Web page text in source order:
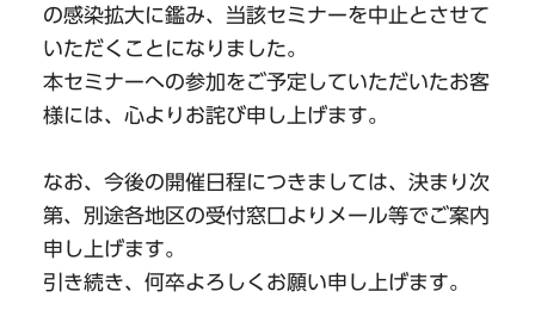
の感染拡大に鑑み、当該セミナーを中止とさせて
いただくことになりました。
本セミナーへの参加をご予定していただいたお客
様には、心よりお詫び申し上げます。
なお、今後の開催日程につきましては、決まり次
第、別途各地区の受付窓口よりメール等でご案内
申し上げます。
引き続き、何卒よろしくお願い申し上げます。